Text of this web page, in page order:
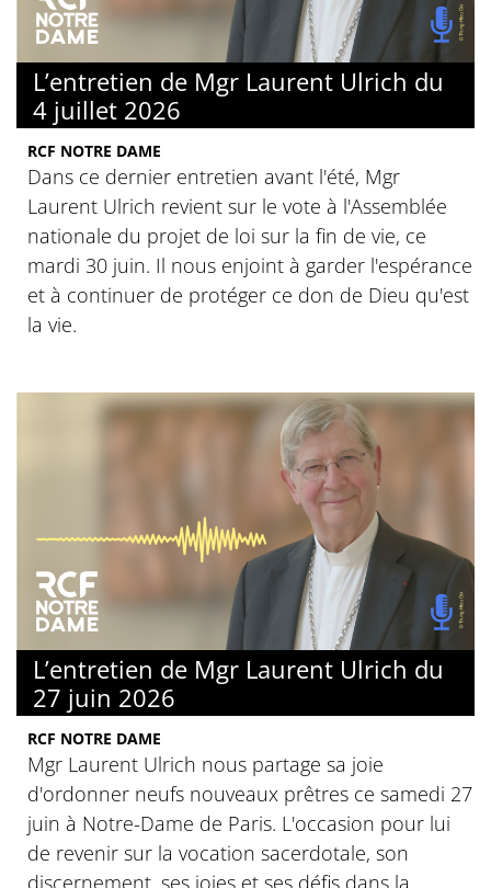
L’entretien de Mgr Laurent Ulrich du
4 juillet 2026
RCF NOTRE DAME
Dans ce dernier entretien avant l'été, Mgr
Laurent Ulrich revient sur le vote à l'Assemblée
nationale du projet de loi sur la fin de vie, ce
mardi 30 juin. Il nous enjoint à garder l'espérance
et à continuer de protéger ce don de Dieu qu'est
la vie.
L’entretien de Mgr Laurent Ulrich du
27 juin 2026
RCF NOTRE DAME
Mgr Laurent Ulrich nous partage sa joie
d'ordonner neufs nouveaux prêtres ce samedi 27
juin à Notre-Dame de Paris. L'occasion pour lui
de revenir sur la vocation sacerdotale, son